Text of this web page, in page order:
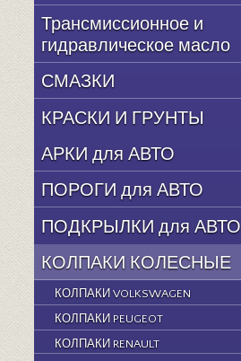
Трансмиссионное и
гидравлическое масло
СМАЗКИ
КРАСКИ И ГРУНТЫ
АРКИ для АВТО
ПОРОГИ для АВТО
ПОДКРЫЛКИ для АВТО
КОЛПАКИ КОЛЕСНЫЕ
КОЛПАКИ VOLKSWAGEN
КОЛПАКИ PEUGEOT
КОЛПАКИ RENAULT